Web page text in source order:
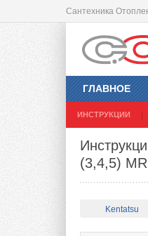
Сантехника
ГЛАВНОЕ
ИНСТРУКЦИИ
(3,4,5)
Kentatsu